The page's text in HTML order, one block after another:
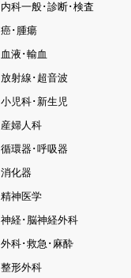
内科一般･診断･検査
癌･腫瘍
血液･輸血
放射線･超音波
小児科･新生児
産婦人科
循環器･呼吸器
消化器
精神医学
神経･脳神経外科
外科･救急･麻酔
整形外科